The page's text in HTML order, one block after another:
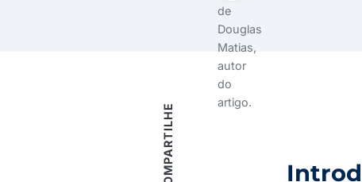
COMPARTILHE